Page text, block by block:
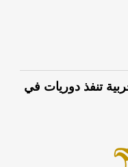
أكثر من 20 سفينة حربية تنفذ دوريات في